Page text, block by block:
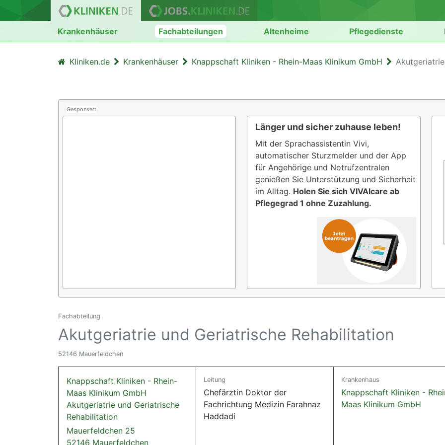
Krankenhäuser Fachabteilungen Altenheime Pflegedienste
Kliniken.de Krankenhäuser Knappschaft Kliniken - Rhein-Maas Klinikum GmbH
Gesponsert
Länger und sicher zuhause leben!
Mit der Sprachassistentin Vivi,
automatischer Sturzmelder und der App
für Angehörige und Notrufzentralen
genießen Sie Unterstützung und Sicherheit
im Alltag. Holen Sie sich VIVAIcare ab
Pflegegrad 1 ohne Zuzahlung.
Fachabteilung
Akutgeriatrie und Geriatrische Rehabilitation
52146 Mauerfeldchen
Knappschaft Kliniken - Rhein-
Maas Klinikum GmbH
Akutgeriatrie und Geriatrische
Rehabilitation
Mauerfeldchen 25
52146 Mauerfeldchen
Leitung
Chefärztin Doktor der
Fachrichtung Medizin Farahnaz
Haddadi
Krankenhaus
Knappschaft Kliniken -
Maas Klinikum GmbH